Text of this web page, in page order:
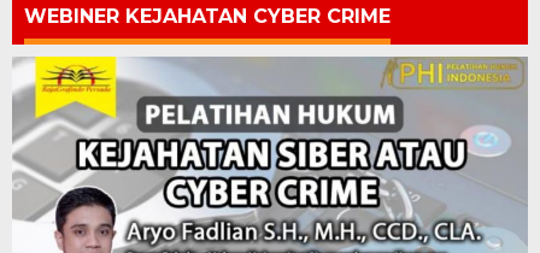
WEBINER KEJAHATAN CYBER CRIME